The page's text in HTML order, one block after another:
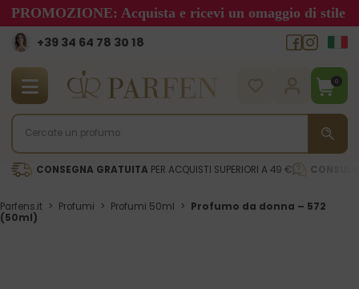
PROMOZIONE: Acquista e ricevi un omaggio di stile
+39 34 64 78 30 18
0
CONSEGNA GRATUITA PER ACQUISTI SUPERIORI A 49 €
Parfens.it > Profumi > Profumi 50ml > Profumo da donna – 572
(50ml)